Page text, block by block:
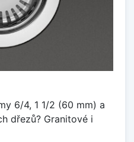
6/4, 1 1/2 (60 mm) a
dřezů? Granitové i